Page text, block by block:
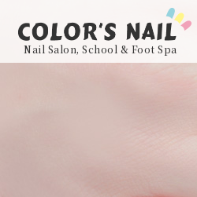
Nail Salon, School & Foot Spa